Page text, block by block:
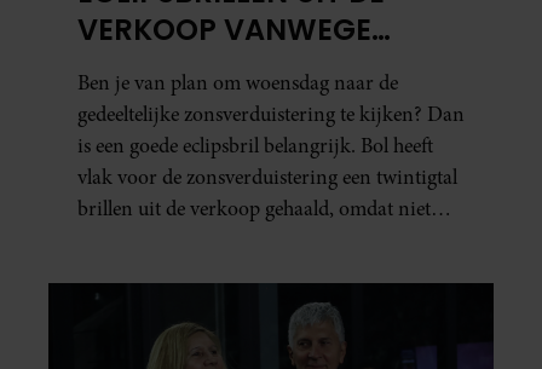
VERKOOP VANWEGE
TWIJFELS OVER VEILIGHEID
Ben je van plan om woensdag naar de
gedeeltelijke zonsverduistering te kijken? Dan
is een goede eclipsbril belangrijk. Bol heeft
vlak voor de zonsverduistering een twintigtal
brillen uit de verkoop gehaald, omdat niet